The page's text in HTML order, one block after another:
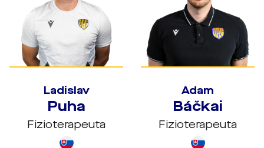
Ladislav
Puha
Fizioterapeuta
Adam
Báčkai
Fizioterapeuta